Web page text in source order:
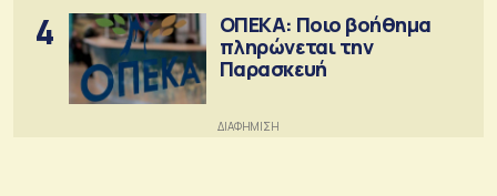
4
ΟΠΕΚΑ: Ποιο βοήθημα
πληρώνεται την
Παρασκευή